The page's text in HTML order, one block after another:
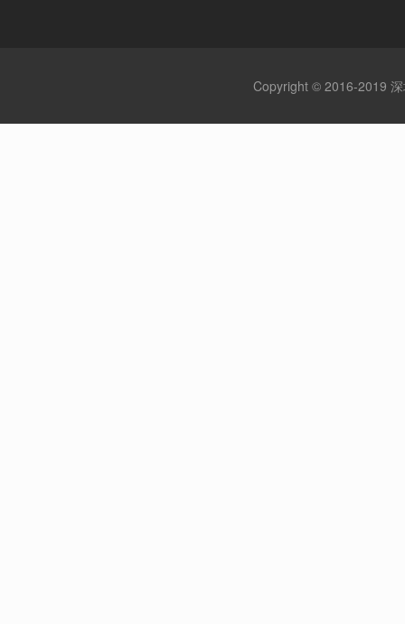
Copyright © 2016-2019